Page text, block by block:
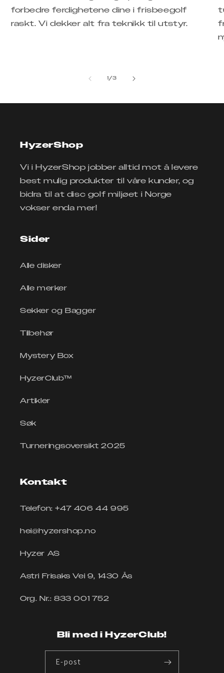
forbedre ferdighetene dine i frisbeegolf
raskt. Vi dekker alt fra teknikk til utstyr.
1/av
3
HyzerShop
Vi i HyzerShop jobber alltid mot å levere
best mulig produkter til våre kunder, og
bidra til at disc golf miljøet i Norge
vokser enda mer!
Sider
Alle disker
Alle merker
Sekker og Bagger
Tilbehør
Mystery Box
HyzerClub™
Artikler
Søk
Turneringsoversikt 2025
Kontakt
Telefon: +47 406 44 995
hei@hyzershop.no
Hyzer AS
Astri Frisaks Vei 9, 1430 Ås
Org. Nr.: 833 001 752
Bli med i HyzerClub!
E-post